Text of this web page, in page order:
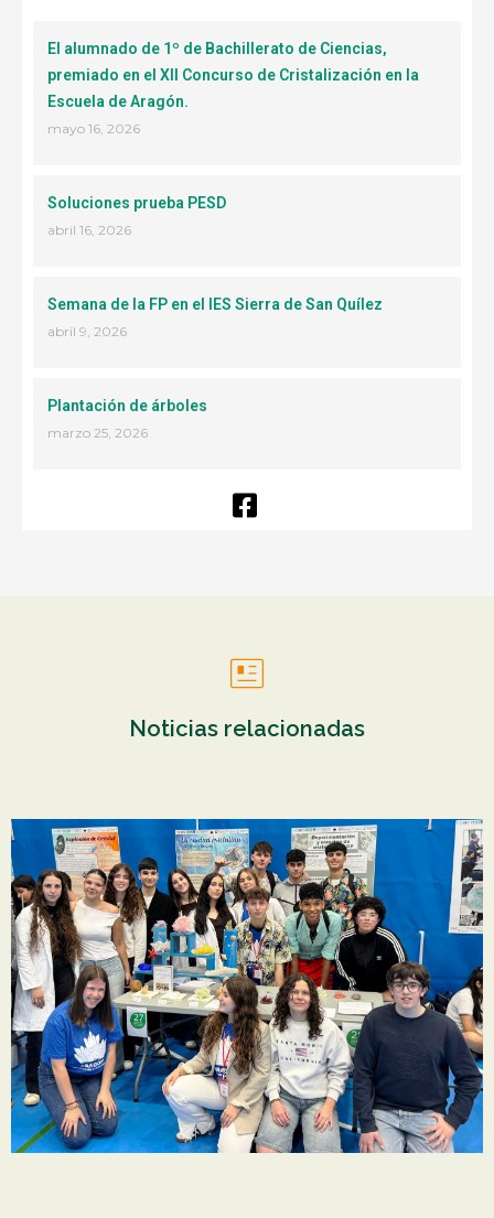
El alumnado de 1º de Bachillerato de Ciencias,
premiado en el XII Concurso de Cristalización en la
Escuela de Aragón.
mayo 16, 2026
Soluciones prueba PESD
abril 16, 2026
Semana de la FP en el IES Sierra de San Quílez
abril 9, 2026
Plantación de árboles
marzo 25, 2026
Noticias relacionadas